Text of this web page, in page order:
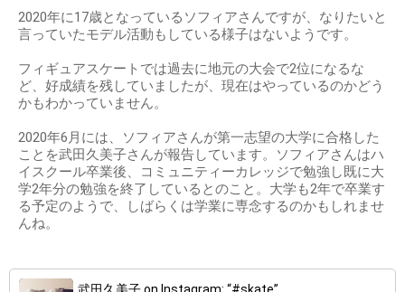
2020年に17歳となっているソフィアさんですが、なりたいと
言っていたモデル活動もしている様子はないようです。
フィギュアスケートでは過去に地元の大会で2位になるな
ど、好成績を残していましたが、現在はやっているのかどう
かもわかっていません。
2020年6月には、ソフィアさんが第一志望の大学に合格した
ことを武田久美子さんが報告しています。ソフィアさんはハ
イスクール卒業後、コミュニティーカレッジで勉強し既に大
学2年分の勉強を終了しているとのこと。大学も2年で卒業す
る予定のようで、しばらくは学業に専念するのかもしれませ
んね。